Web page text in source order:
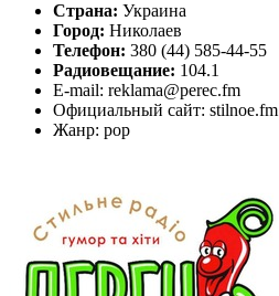
Страна: Украина
Город: Николаев
Телефон: 380 (44) 585-44-55
Радиовещание: 104.1
E-mail: reklama@perec.fm
Официальный сайт: stilnoe.fm
Жанр: pop